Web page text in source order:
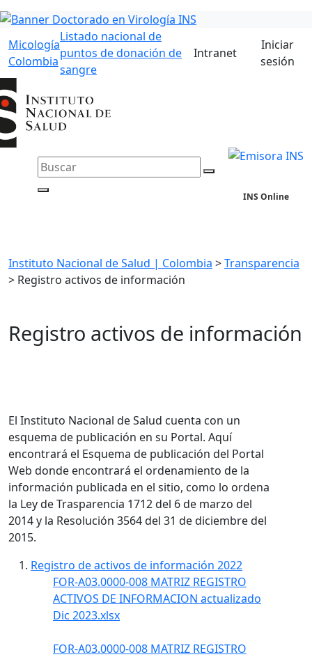
Micología
Colombia
Listado nacional de
puntos de donación de
sangre
Intranet
Iniciar
sesión
INS Online
Instituto Nacional de Salud | Colombia >Transparencia
> Registro activos de información
Registro activos de información
​​​​​El Instituto Nacional de Salud cuenta con un
esquema de publicación en su Portal. Aquí
encontrará el Esquema de publicación del Portal
Web donde encontrará el ordenamiento de la
información publicada en el sitio, como lo ordena
la Ley de Trasparencia 1712 del 6 de marzo del
2014 y la Resolución 3564 del 31 de diciembre del
2015.
​Registro de activos de información 2022​
FOR-A03.0000-008 MATRIZ REGISTRO
ACTIVOS DE INFORMACION actualizado
Dic 2023.xlsx
FOR-A03.0000-008 MATRIZ REGISTRO